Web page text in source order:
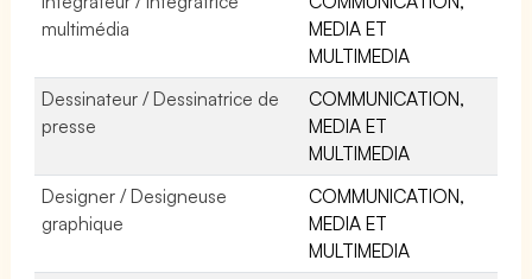
multimédia
MEDIA ET
MULTIMEDIA
Dessinateur / Dessinatrice de
presse
COMMUNICATION,
MEDIA ET
MULTIMEDIA
Designer / Designeuse
graphique
COMMUNICATION,
MEDIA ET
MULTIMEDIA